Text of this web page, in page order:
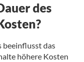
des
beeinflusst das
höhere Kosten